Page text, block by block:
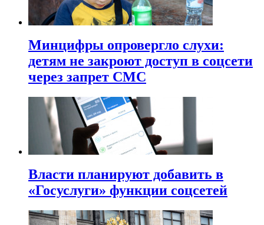
Минцифры опровергло слухи:
детям не закроют доступ в соцсети
через запрет СМС
Власти планируют добавить в
«Госуслуги» функции соцсетей